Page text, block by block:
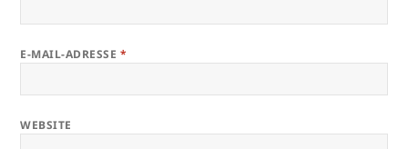
E-MAIL-ADRESSE *
WEBSITE